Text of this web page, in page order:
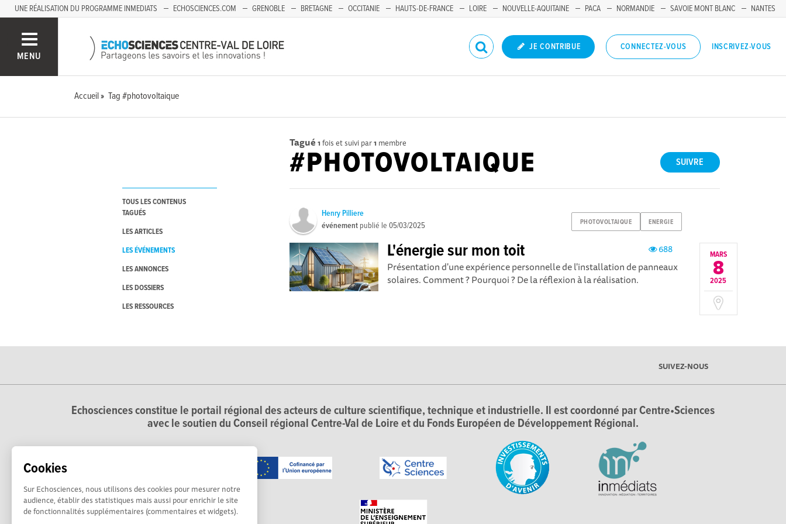
Cookies
Sur Echosciences, nous utilisons des cookies pour mesurer notre
audience, établir des statistiques mais aussi pour enrichir le site
de fonctionnalités supplémentaires (commentaires et widgets).
UNE RÉALISATION DU PROGRAMME INMEDIATS ECHOSCIENCES.COM GRENOBLE BRETAGNE OCCITANIE HAUTS-DE-FRANCE LOIRE NOUVELLE-AQUITAINE PACA NORMANDIE SAVOIE MONT BLANC
NANTES
MENU
JE CONTRIBUE CONNECTEZ-VOUS INSCRIVEZ-VOUS
Accueil Tag #photovoltaique
TOUS LES CONTENUS
TAGUÉS
LES ARTICLES
LES ÉVÉNEMENTS
LES ANNONCES
LES DOSSIERS
LES RESSOURCES
Tagué 1 fois et suivi par1 membre
SUIVRE
#PHOTOVOLTAIQUE
PHOTOVOLTAIQUE ENERGIE
Henry Pilliere
événement publié le05/03/2025
MARS
8
2025
688
L'énergie sur mon toit
Présentation d'une expérience personnelle de l'installation de panneaux
solaires. Comment ? Pourquoi ? De la réflexion à la réalisation.
SUIVEZ-NOUS
Echosciences constitue le portail régional des acteurs de culture scientifique, technique et industrielle. Il est coordonné par Centre•Sciences
avec le soutien du Conseil régional Centre-Val de Loire et du Fonds Européen de Développement Régional.